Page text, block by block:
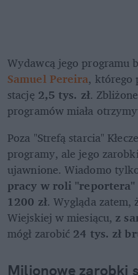
Wydawcą jego programu
Samuel Pereira, którego
stację 2,5 tys. zł.
programów miała
Poza "Strefą starcia"
programy, ale jego
ujawnione. Wiadomo
pracy w roli "reportera"
1200 zł. Wygląda zatem,
Wiejskiej w miesiącu,
mógł zarobić 24 tys. zł
Milionowe zarobki